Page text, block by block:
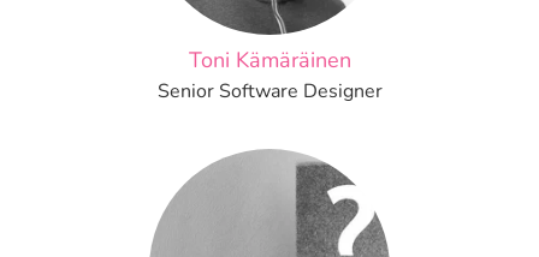
Toni Kämäräinen
Senior Software Designer